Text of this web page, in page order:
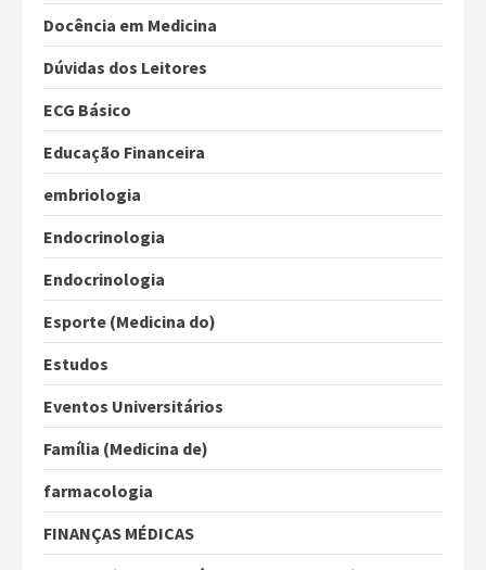
Docência em Medicina
Dúvidas dos Leitores
ECG Básico
Educação Financeira
embriologia
Endocrinologia
Endocrinologia
Esporte (Medicina do)
Estudos
Eventos Universitários
Família (Medicina de)
farmacologia
FINANÇAS MÉDICAS